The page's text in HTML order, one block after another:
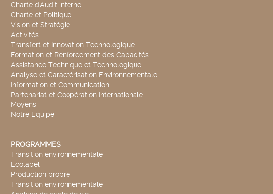
Charte d'Audit interne
Charte et Politique
Vision et Stratégie
Activités
Transfert et Innovation Technologique
Formation et Renforcement des Capacités
Assistance Technique et Technologique
Analyse et Caractérisation Environnementale
Information et Communication
Partenariat et Coopération Internationale
Moyens
Notre Equipe
PROGRAMMES
Transition environnementale
Ecolabel
Production propre
Transition environnementale